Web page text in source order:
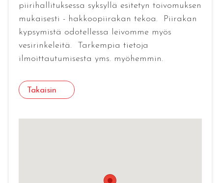
piirihallituksessa syksyllä esitetyn toivomuksen
mukaisesti - hakkoopiirakan tekoa. Piirakan
kypsymistä odotellessa leivomme myös
vesirinkeleitä. Tarkempia tietoja
ilmoittautumisesta yms. myöhemmin.
Takaisin